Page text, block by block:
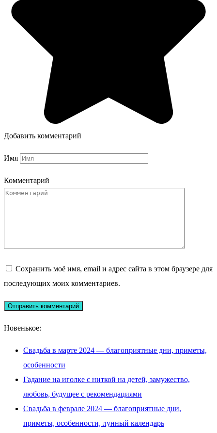
Добавить комментарий
Имя
Комментарий
Сохранить моё имя, email и адрес сайта в этом браузере для
последующих моих комментариев.
Новенькое:
Свадьба в марте 2024 — благоприятные дни, приметы,
особенности
Гадание на иголке с ниткой на детей, замужество,
любовь, будущее с рекомендациями
Свадьба в феврале 2024 — благоприятные дни,
приметы, особенности, лунный календарь